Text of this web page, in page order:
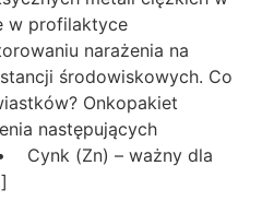
w profilaktyce
narażenia na
środowiskowych. Co
Onkopakiet
następujących
(Zn) – ważny dla